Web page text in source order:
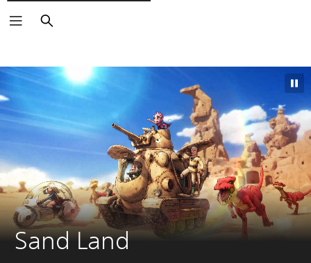
Buscar
Sand Land